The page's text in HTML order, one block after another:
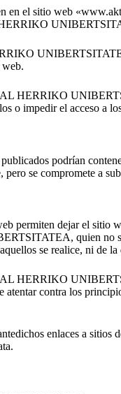
en el sitio web
UNIBERTSITATEA
web.
o impedir el acceso a
podrían
se compromete a
permiten dejar el
quien no se
se realice, ni de
contra los
antedichos enlaces a